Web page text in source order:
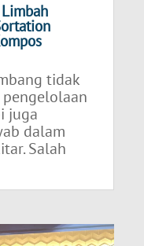
tidak
juga
dalam
Salah